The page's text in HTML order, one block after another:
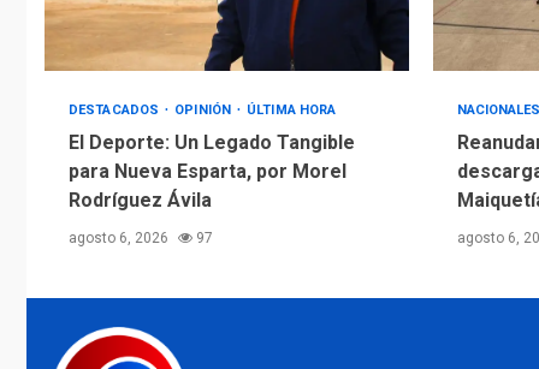
DESTACADOS OPINIÓN ÚLTIMA HORA
El Deporte: Un Legado Tangible
para Nueva Esparta, por Morel
Rodríguez Ávila
agosto 6, 2026 97 agosto 6,